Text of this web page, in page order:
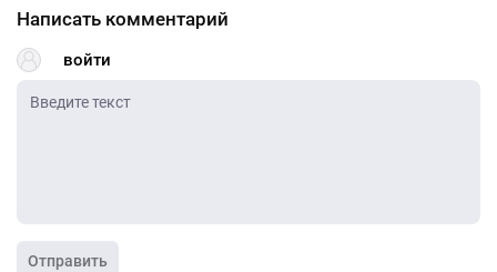
Написать комментарий
войти
Отправить